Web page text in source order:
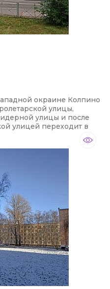
окраине Колпино
улицы,
улицы и после
улицей переходит в